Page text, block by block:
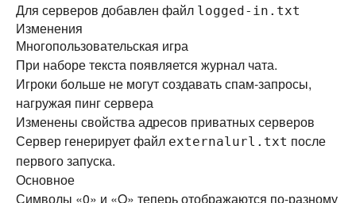
Для серверов добавлен файл logged-in.txt
Изменения
Многопользовательская игра
При наборе текста появляется журнал чата.
Игроки больше не могут создавать спам-запросы,
нагружая пинг сервера
Изменены свойства адресов приватных серверов
Сервер генерирует файл externalurl.txt после
первого запуска.
Основное
Символы «0» и «O» теперь отображаются по-разному